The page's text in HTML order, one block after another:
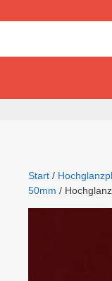
Inhalt
Start /
50mm /